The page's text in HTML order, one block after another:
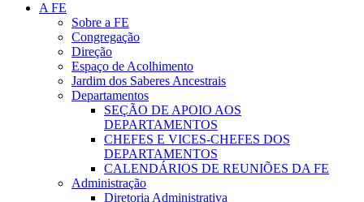
A FE
Sobre a FE
Congregação
Direção
Espaço de Acolhimento
Jardim dos Saberes Ancestrais
Departamentos
SEÇÃO DE APOIO AOS
DEPARTAMENTOS
CHEFES E VICES-CHEFES DOS
DEPARTAMENTOS
CALENDÁRIOS DE REUNIÕES DA FE
Administração
Diretoria Administrativa